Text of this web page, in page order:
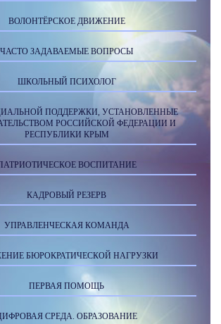
ВОЛОНТЁРСКОЕ ДВИЖЕНИЕ
ЧАСТО ЗАДАВАЕМЫЕ ВОПРОСЫ
ШКОЛЬНЫЙ ПСИХОЛОГ
ПОДДЕРЖКИ, УСТАНОВЛЕННЫЕ
РОССИЙСКОЙ ФЕДЕРАЦИИ И
РЕСПУБЛИКИ КРЫМ
ВОСПИТАНИЕ
КАДРОВЫЙ РЕЗЕРВ
УПРАВЛЕНЧЕСКАЯ КОМАНДА
БЮРОКРАТИЧЕСКОЙ НАГРУЗКИ
ПЕРВАЯ ПОМОЩЬ
СРЕДА. ОБРАЗОВАНИЕ